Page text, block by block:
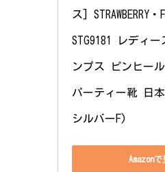
ス] STRAWBERRY
STG9181 レディ
ンプス ピンヒー
パーティー靴 日
シルバーF)
Amazonで